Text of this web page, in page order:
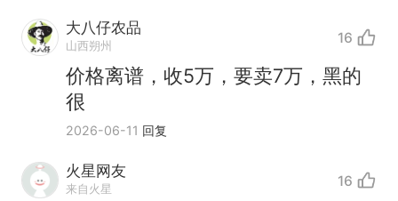
大八仔农品
山西朔州 16
价格离谱，收5万，要卖7万，黑的
很
2026-06-11 回复
火星网友
来自火星 16